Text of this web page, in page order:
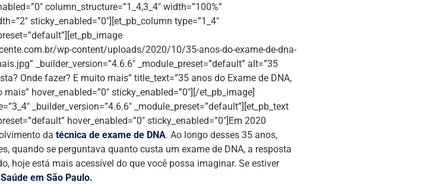
column_structure=”1_4,3_4″ width=”100%”
sticky_enabled=”0″][et_pb_column type=”1_4″
wp-content/uploads/2020/10/35-anos-do-exame-de-dna-
_builder_version=”4.6.6″ _module_preset=”default” alt=”35
Onde fazer? E muito mais” title_text=”35 anos do Exame de DNA,
hover_enabled=”0″ sticky_enabled=”0″][/et_pb_image]
_builder_version=”4.6.6″ _module_preset=”default”][et_pb_text
hover_enabled=”0″ sticky_enabled=”0″]Em 2020
da técnica de exame de DNA. Ao longo desses 35 anos,
quando se perguntava quanto custa um exame de DNA, a resposta
hoje está mais acessível do que você possa imaginar. Se estiver
em São Paulo.